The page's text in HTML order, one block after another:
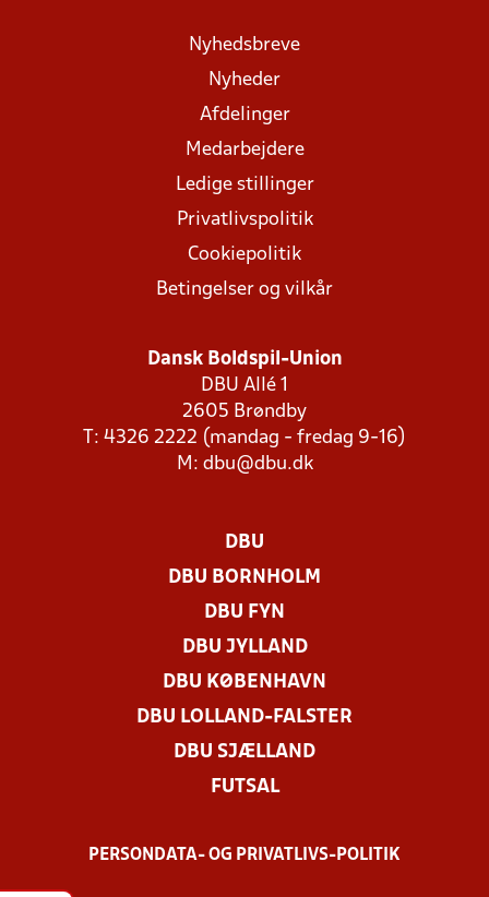
Nyhedsbreve
Nyheder
Afdelinger
Medarbejdere
Ledige stillinger
Privatlivspolitik
Cookiepolitik
Betingelser og vilkår
Dansk Boldspil-Union
DBU Allé 1
2605 Brøndby
T: 4326 2222 (mandag - fredag 9-16)
M: dbu@dbu.dk
DBU
DBU BORNHOLM
DBU FYN
DBU JYLLAND
DBU KØBENHAVN
DBU LOLLAND-FALSTER
DBU SJÆLLAND
FUTSAL
PERSONDATA- OG PRIVATLIVS-POLITIK